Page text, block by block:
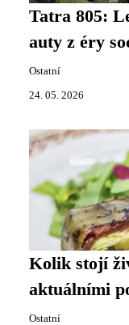
Tatra 805:
auty z éry
Ostatní
24. 05. 2026
Kolik stojí
aktuálními
Ostatní